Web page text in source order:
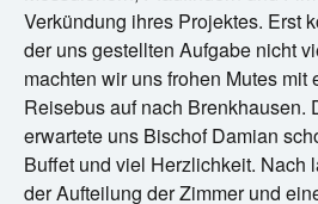
Verkündung ihres Projektes. Erst
der uns gestellten Aufgabe nicht
machten wir uns frohen Mutes mit
Reisebus auf nach Brenkhausen.
erwartete uns Bischof Damian
Buffet und viel Herzlichkeit. Nach
der Aufteilung der Zimmer und